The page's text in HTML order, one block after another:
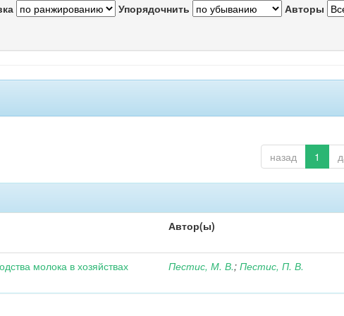
Упорядочнить Авторы
назад 1
Автор(ы)
молока в хозяйствах
Пестис, М. В.;Пестис, П. В.